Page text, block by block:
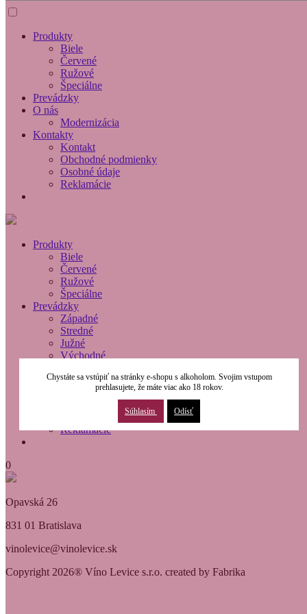
Produkty
Biele
Červené
Ružové
Špeciálne
Prevádzky
O nás
Modernizácia
Kontakty
Kontakt
Obchodné podmienky
Osobné údaje
Reklamácie
Produkty
Biele
Červené
Ružové
Špeciálne
Prevádzky
Západné
Stredné
Južné
Východné
Modernizácia
Reklamácie
0
Opavská 26
831 01 Bratislava
vinolevice@vinolevice.sk
Copyright 2026® Víno Levice s.r.o. created by Fabrika
Chystáte sa vstúpiť na stránky e-shopu s alkoholom. Svojim vstupom
prehlasujete, že máte viac ako 18 rokov.
Súhlasím Odísť